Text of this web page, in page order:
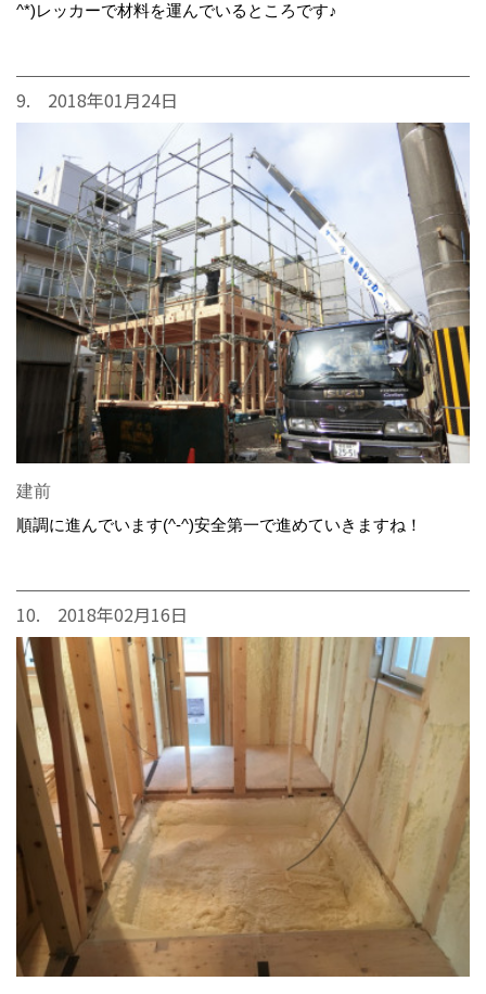
^*)レッカーで材料を運んでいるところです♪
9. 2018年01月24日
建前
順調に進んでいます(^-^)安全第一で進めていきますね！
10. 2018年02月16日